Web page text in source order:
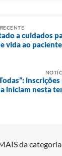
a cuidados
vida ao paciente
inscrições
iniciam nesta
da categoria